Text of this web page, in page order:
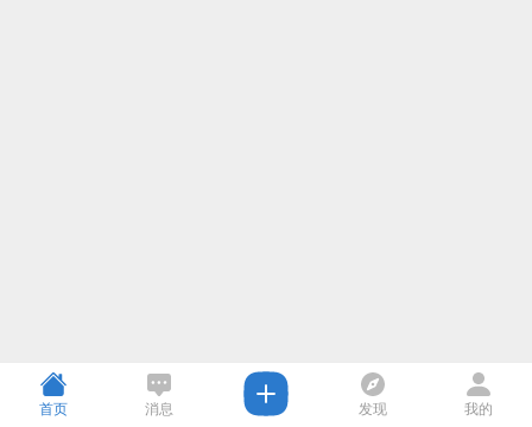
首页 消息 发现 我的